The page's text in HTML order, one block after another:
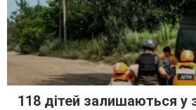
118 дітей залишаються у